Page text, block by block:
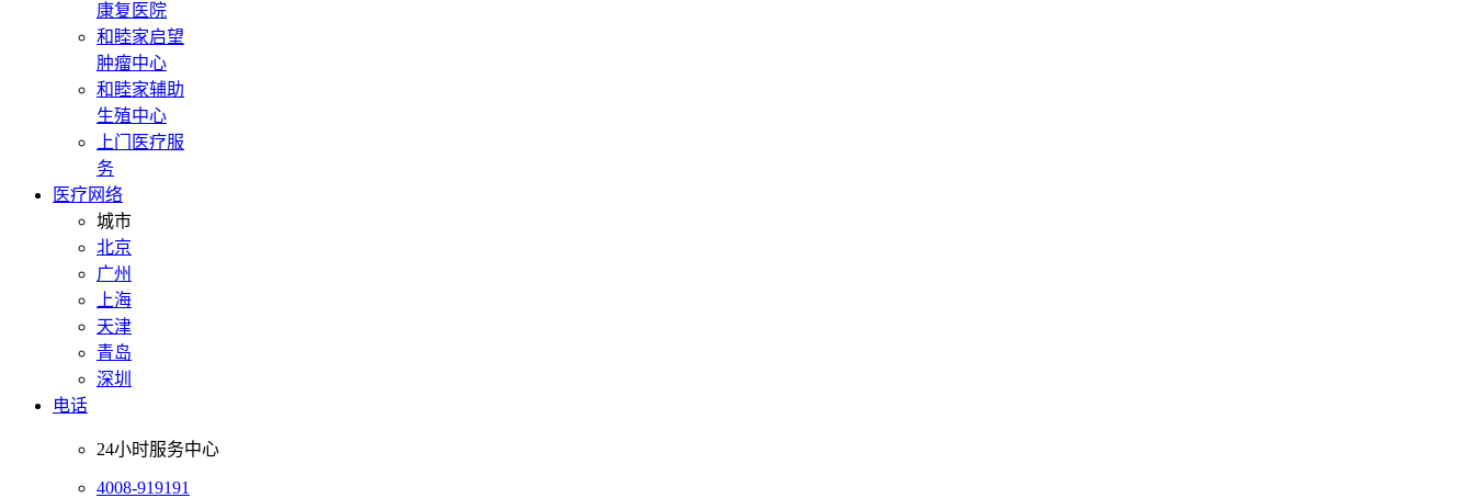
康复医院
和睦家启望
肿瘤中心
和睦家辅助
生殖中心
上门医疗服
务
医疗网络
城市
北京
广州
上海
天津
青岛
深圳
电话
24小时服务中心
4008-919191